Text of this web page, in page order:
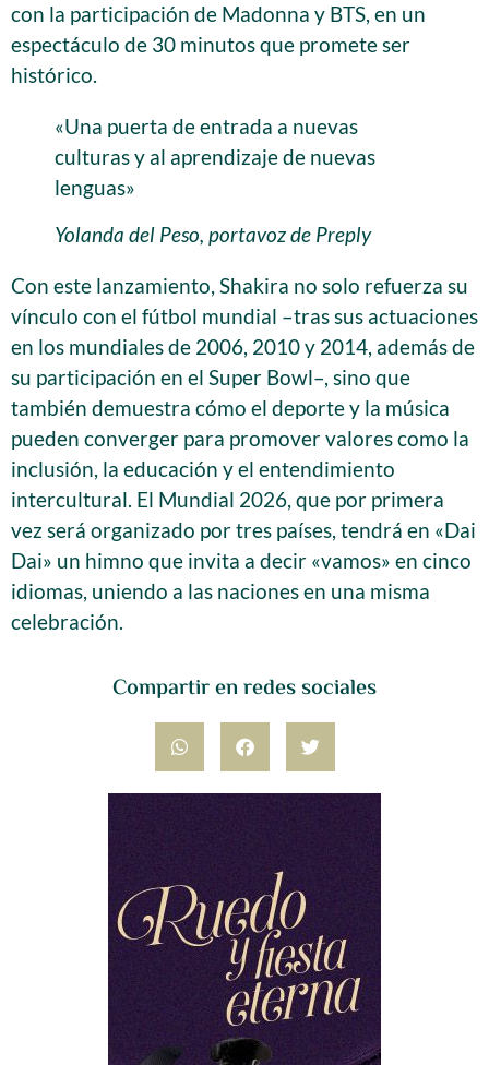
Compartir en redes sociales
con la participación de Madonna y BTS, en un
espectáculo de 30 minutos que promete ser
histórico.
«Una puerta de entrada a nuevas
culturas y al aprendizaje de nuevas
lenguas»
Yolanda del Peso, portavoz de Preply
Con este lanzamiento, Shakira no solo refuerza su
vínculo con el fútbol mundial –tras sus actuaciones
en los mundiales de 2006, 2010 y 2014, además de
su participación en el Super Bowl–, sino que
también demuestra cómo el deporte y la música
pueden converger para promover valores como la
inclusión, la educación y el entendimiento
intercultural. El Mundial 2026, que por primera
vez será organizado por tres países, tendrá en «Dai
Dai» un himno que invita a decir «vamos» en cinco
idiomas, uniendo a las naciones en una misma
celebración.